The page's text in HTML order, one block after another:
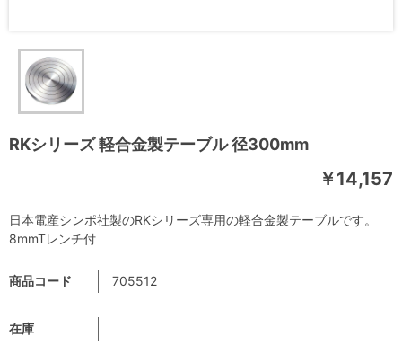
RKシリーズ 軽合金製テーブル 径300mm
￥14,157
商品コード 705512
在庫
日本電産シンポ社製のRKシリーズ専用の軽合金製テーブルです。
8mmTレンチ付